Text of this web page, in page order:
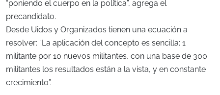
“poniendo el cuerpo en la política”, agrega el
precandidato.
Desde Uidos y Organizados tienen una ecuación a
resolver: “La aplicación del concepto es sencilla: 1
militante por 10 nuevos militantes, con una base de 300
militantes los resultados están a la vista, y en constante
crecimiento”.